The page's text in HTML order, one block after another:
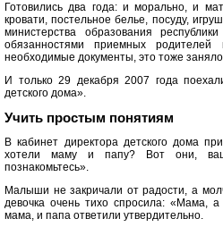
Готовились два года: и морально, и
кровати, постельное белье, посуду,
министерства образования
обязанностями приемных
необходимые документы, это тоже
И только 29 декабря 2007 года
детского дома».
Учить простым понятиям
В кабинет директора детского дома
хотели маму и папу? Вот они,
познакомьтесь».
Малыши не закричали от радости, а
девочка очень тихо спросила: «Мама,
мама, и папа ответили утвердительно.